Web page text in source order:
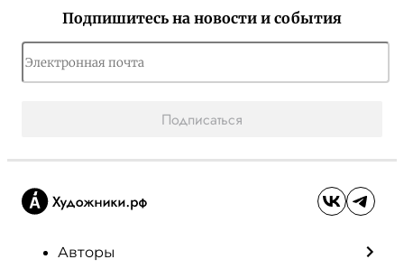
Подпишитесь на новости и события
Подписаться
Авторы